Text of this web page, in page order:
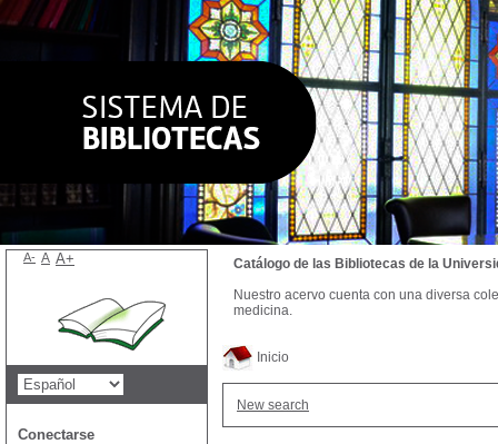
Inicio
New search
Catálogo de las Bibliotecas de la
Nuestro acervo cuenta con una diversa
medicina.
A- A A+
Conectarse